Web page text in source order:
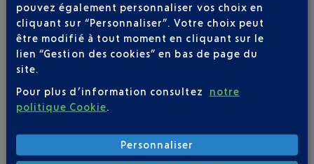
Soyez notifié(e) de
toutes les évolutions
pour ce vol
pouvez également personnaliser vos choix en
cliquant sur “Personnaliser”. Votre choix peut
être modifié à tout moment en cliquant sur le
lien “Gestion des cookies” en bas de page du
site.
Pour plus d’information consultez
notre
politique Cookie
Personnaliser